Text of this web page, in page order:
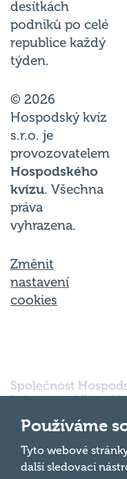
desítkách
podniků po celé
republice každý
týden.
© 2026
Hospodský kvíz
s.r.o. je
provozovatelem
Hospodského
kvízu. Všechna
práva
vyhrazena.
Změnit
nastavení
cookies
Společnost
kvíz s.r.o., sídlem
602 00 Brno, IČ:
03980138, DIČ:
CZ03980138 je
pod spisovou
Používáme
Tyto webové
další sledovací